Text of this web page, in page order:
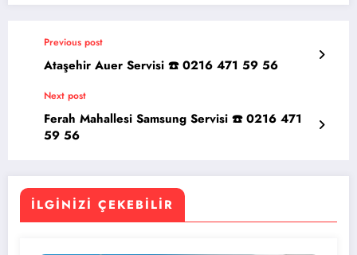
Previous post
Ataşehir Auer Servisi ☎️ 0216 471 59 56
Next post
Ferah Mahallesi Samsung Servisi ☎️ 0216 471
59 56
İLGINIZI ÇEKEBILIR